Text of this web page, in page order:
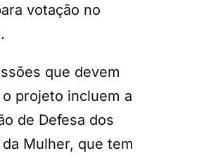
votação no
que devem
o projeto incluem a
de Defesa dos
Mulher, que tem